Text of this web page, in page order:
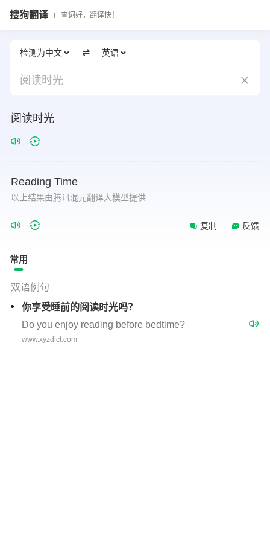
搜狗翻译 查词好，翻译快！
检测为中文 英语
阅读时光
阅读时光
Reading Time
以上结果由腾讯混元翻译大模型提供
复制 反馈
常用
双语例句
你享受睡前的阅读时光吗？
Do you enjoy reading before bedtime?
www.xyzdict.com